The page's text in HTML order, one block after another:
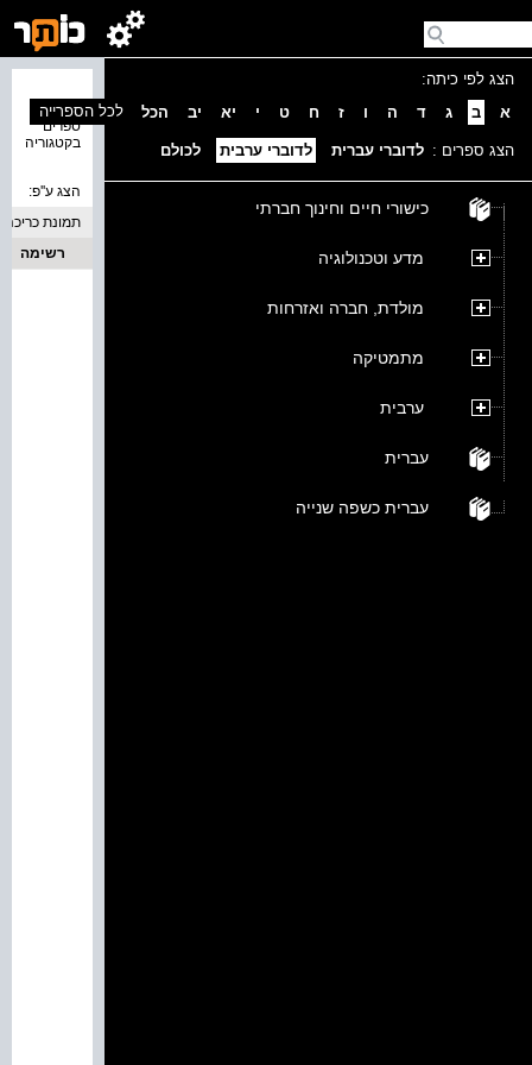
הצג לפי כיתה:
א
ב ג ד ה ו ז ח ט י יא יב הכל
הצג ספרים : לדוברי עברית לדוברי ערבית לכולם
כישורי חיים וחינוך חברתי
מדע וטכנולוגיה
מולדת, חברה ואזרחות
מתמטיקה
ערבית
עברית
עברית כשפה שנייה
ספרים
בקטגוריה
לכל הספרייה
הצג ע''פ:
תמונת כריכה
רשימה